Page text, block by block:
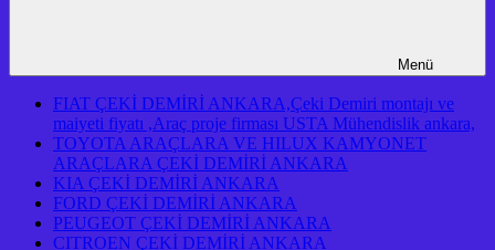
Menü
FIAT ÇEKİ DEMİRİ ANKARA,Çeki Demiri montajı ve
maiyeti fiyatı ,Araç proje firması USTA Mühendislik ankara,
TOYOTA ARAÇLARA VE HILUX KAMYONET
ARAÇLARA ÇEKİ DEMİRİ ANKARA
KIA ÇEKİ DEMİRİ ANKARA
FORD ÇEKİ DEMİRİ ANKARA
PEUGEOT ÇEKİ DEMİRİ ANKARA
CITROEN ÇEKİ DEMİRİ ANKARA